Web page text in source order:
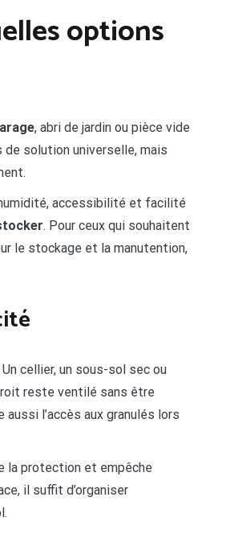
options
, abri de jardin ou pièce vide
de solution universelle, mais
accessibilité et facilité
. Pour ceux qui souhaitent
le stockage et la manutention,
cellier, un sous-sol sec ou
reste ventilé sans être
l’accès aux granulés lors
la protection et empêche
il suffit d’organiser